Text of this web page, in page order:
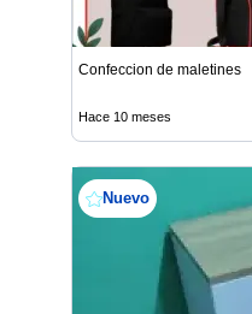
Confeccion de maletines
Hace 10 meses
Nuevo